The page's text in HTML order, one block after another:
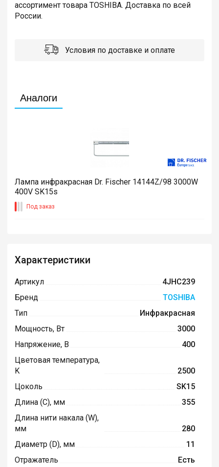
ассортимент товара TOSHIBA. Доставка по всей
России.
Условия по доставке и оплате
Аналоги
Лампа инфракрасная Dr. Fischer 14144Z/98 3000W
400V SK15s
Под заказ
Характеристики
Артикул
4JHC239
Бренд
TOSHIBA
Тип
Инфракрасная
Мощность, Вт
3000
Напряжение, В
400
Цветовая температура,
K
2500
Цоколь
SK15
Длина (C), мм
355
Длина нити накала (W),
мм
280
Диаметр (D), мм
11
Отражатель
Есть